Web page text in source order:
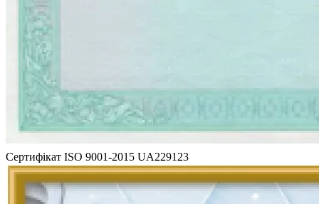
Сертифікат ISO 9001-2015 UA229123